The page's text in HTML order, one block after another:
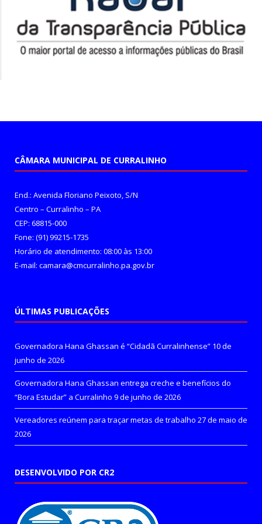
CÂMARA MUNICIPAL DE CURRALINHO
End.: Avenida Floriano Peixoto, S/N
Centro – Curralinho – PA
CEP: 68815-000
Fone: (91) 99215-1735
Horário de atendimento: 08:00 às 13:00
E-mail: camara@cmcurralinho.pa.gov.br
ÚLTIMAS PUBLICAÇÕES
Governadora Hana Ghassan é “Cidadã Curralinhense” 10 de
junho de 2026
Governadora Hana Ghassan entrega creche e benefícios do
“Bora Estudar” a Curralinho 9 de junho de 2026
Vereadores reúnem para traçar metas de trabalho 27 de maio de
2026
DESENVOLVIDO POR CR2